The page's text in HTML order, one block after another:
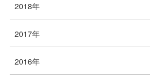
2018年
2017年
2016年